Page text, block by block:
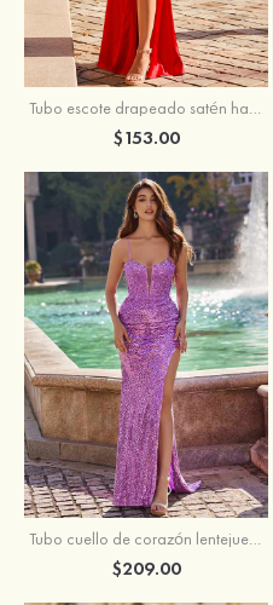
Tubo escote drapeado satén hasta el suelo vestido de graduación
$153.00
Tubo cuello de corazón lentejuelas barrer tren vestido de graduación
$209.00